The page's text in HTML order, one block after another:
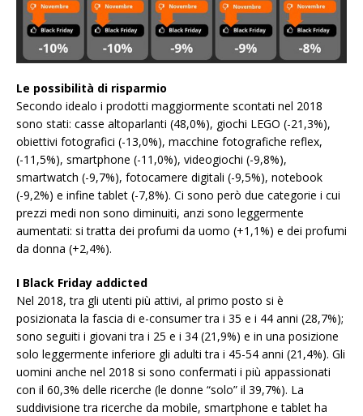
Le possibilità di risparmio
Secondo idealo i prodotti maggiormente scontati nel 2018
sono stati: casse altoparlanti (48,0%), giochi LEGO (-21,3%),
obiettivi fotografici (-13,0%), macchine fotografiche reflex,
(-11,5%), smartphone (-11,0%), videogiochi (-9,8%),
smartwatch (-9,7%), fotocamere digitali (-9,5%), notebook
(-9,2%) e infine tablet (-7,8%). Ci sono però due categorie i cui
prezzi medi non sono diminuiti, anzi sono leggermente
aumentati: si tratta dei profumi da uomo (+1,1%) e dei profumi
da donna (+2,4%).
I Black Friday addicted
Nel 2018, tra gli utenti più attivi, al primo posto si è
posizionata la fascia di e-consumer tra i 35 e i 44 anni (28,7%);
sono seguiti i giovani tra i 25 e i 34 (21,9%) e in una posizione
solo leggermente inferiore gli adulti tra i 45-54 anni (21,4%). Gli
uomini anche nel 2018 si sono confermati i più appassionati
con il 60,3% delle ricerche (le donne “solo” il 39,7%). La
suddivisione tra ricerche da mobile, smartphone e tablet ha